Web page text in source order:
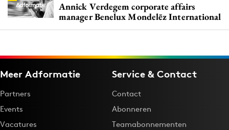
Annick Verdegem corporate affairs
manager Benelux Mondelēz International
Meer Adformatie
Partners
Events
Vacatures
Service & Contact
Contact
Abonneren
Teamabonnementen